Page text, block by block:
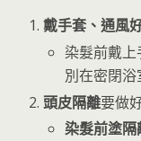
戴手套、通風
染髮前戴
別在密閉浴
頭皮隔離要做
染髮前塗隔